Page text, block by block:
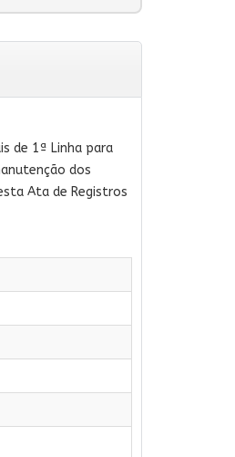
de 1ª Linha para
dos
Ata de Registros